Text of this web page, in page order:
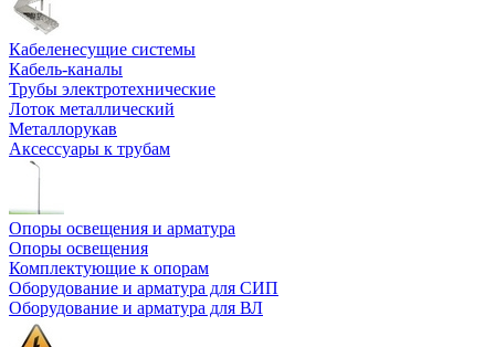
Кабеленесущие системы
Кабель-каналы
Трубы электротехнические
Лоток металлический
Металлорукав
Аксессуары к трубам
Опоры освещения и арматура
Опоры освещения
Комплектующие к опорам
Оборудование и арматура для СИП
Оборудование и арматура для ВЛ